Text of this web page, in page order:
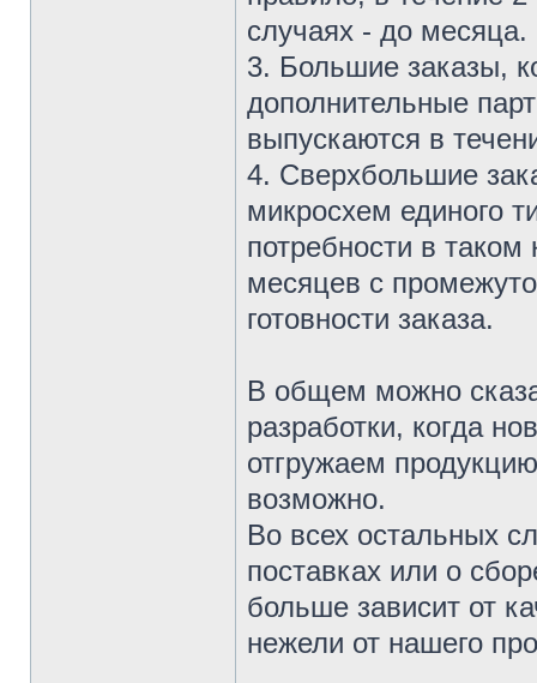
случаях - до месяца.
3. Большие заказы,
дополнительные
выпускаются в
4. Сверхбольшие
микросхем единого
потребности в таком
месяцев с
готовности заказа.
В общем можно
разработки, когда
отгружаем
возможно.
Во всех остальных
поставках или о
больше зависит от
нежели от нашего